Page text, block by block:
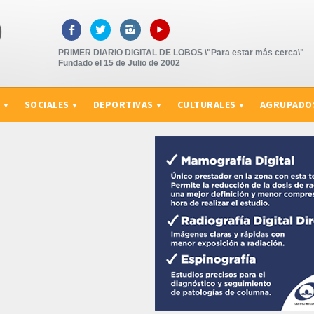
   ▸
PRIMER DIARIO DIGITAL DE LOBOS \"Para estar más cerca\"
Fundado el 15 de Julio de 2002
SOCIALES DEPORTIVAS CULTURALES